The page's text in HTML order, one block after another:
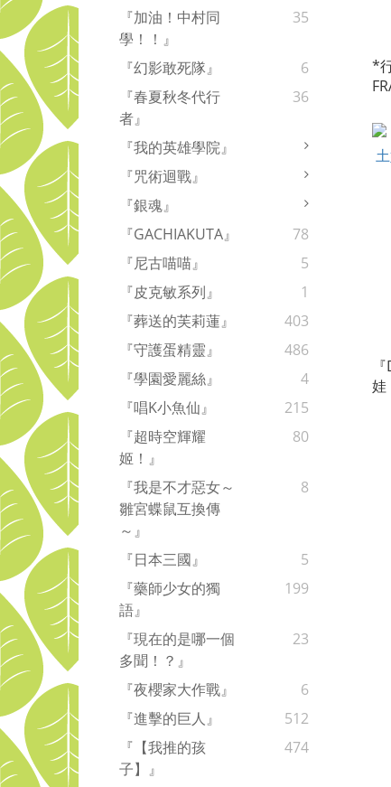
『加油！中村同
學！！』
35
『幻影敢死隊』
6
『春夏秋冬代行
者』
36
『我的英雄學院』
『咒術迴戰』
『銀魂』
『GACHIAKUTA』
78
『尼古喵喵』
5
『皮克敏系列』
1
『葬送的芙莉蓮』
403
『守護蛋精靈』
486
『學園愛麗絲』
4
『唱K小魚仙』
215
『超時空輝耀
姬！』
80
『我是不才惡女～
雛宮蝶鼠互換傳
～』
8
『日本三國』
5
『藥師少女的獨
語』
199
『現在的是哪一個
多聞！？』
23
『夜櫻家大作戰』
6
『進擊的巨人』
512
『【我推的孩
子】』
474
*
０
娃